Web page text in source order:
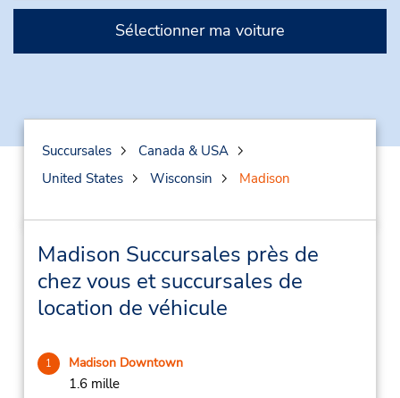
Sélectionner ma voiture
Succursales
Canada & USA
United States
Wisconsin Madison
Madison Succursales près de
chez vous et succursales de
location de véhicule
1 Madison Downtown
1.6 mille